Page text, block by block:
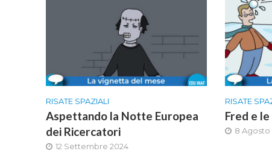
RISATE SPAZIALI
Aspettando la Notte Europea
dei Ricercatori
12 Settembre 2024
RISATE
Fred e
8 Agosto